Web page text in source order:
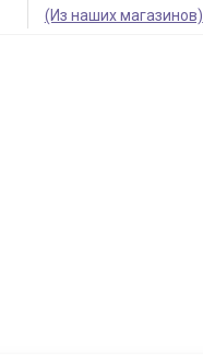
(Из наших магазинов)